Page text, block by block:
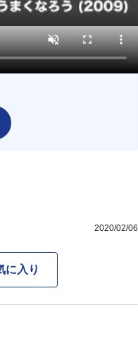
2020/02/06
に入り